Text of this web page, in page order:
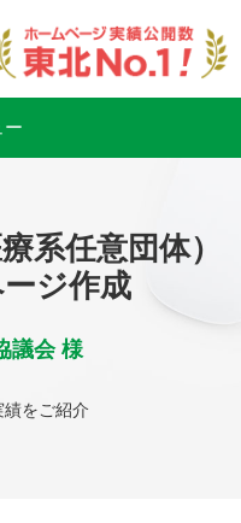
ー
系任意団体）
ジ作成
議会 様
をご紹介